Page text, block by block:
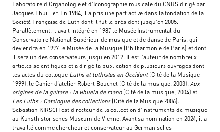
Laboratoire d’Organologie et d’Iconographie musicale du CNRS dirigé par
Jacques Thuillier. En 1984, il a pris une part active dans la fondation de la
Société Française de Luth dont il fut le président jusqu’en 2005.
Parallèlement, il avait intégré en 1987 le Musée Instrumental du
Conservatoire National Supérieur de musique et de danse de Paris, qui
deviendra en 1997 le Musée de la Musique (Philharmonie de Paris) et dont
il sera un des conservateurs jusqu’en 2012. Il est l’auteur de nombreux
articles scientifiques et a dirigé la publication de plusieurs ouvrages dont
les actes du colloque Luths et luthistes en Occident (Cité de la Musique
1999), le Cahier d’atelier Robert Bouchet (Cité de la musique, 2003), Aux
origines de la guitare : la vihuela de mano (Cité de la musique, 2004) et
Les Luths : Catalogue des collections (Cité de la Musique 2006).
Sebastian KIRSCH est directeur de la collection d’instruments de musique
au Kunsthistorisches Museum de Vienne. Avant sa nomination en 2024, il a
travaillé comme chercheur et conservateur au Germanisches